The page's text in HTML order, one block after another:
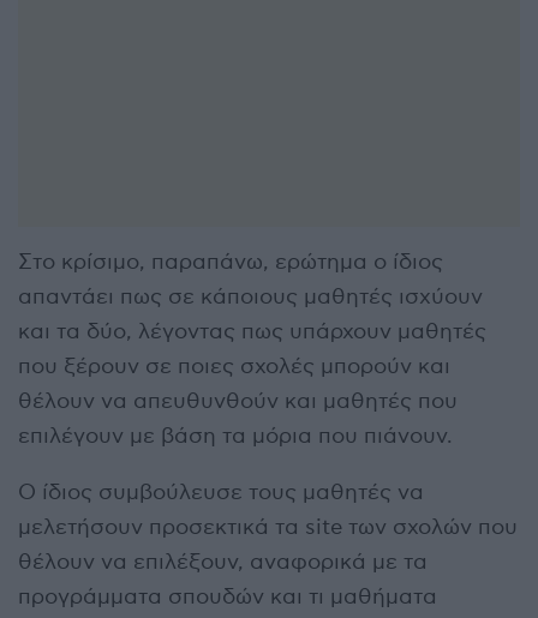
Στο κρίσιμο, παραπάνω, ερώτημα ο ίδιος
απαντάει πως σε κάποιους μαθητές ισχύουν
και τα δύο, λέγοντας πως υπάρχουν μαθητές
που ξέρουν σε ποιες σχολές μπορούν και
θέλουν να απευθυνθούν και μαθητές που
επιλέγουν με βάση τα μόρια που πιάνουν.
Ο ίδιος συμβούλευσε τους μαθητές να
μελετήσουν προσεκτικά τα site των σχολών που
θέλουν να επιλέξουν, αναφορικά με τα
προγράμματα σπουδών και τι μαθήματα